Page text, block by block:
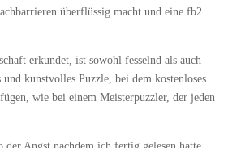
überflüssig macht und eine fb2
erkundet, ist sowohl fesselnd als auch
kunstvolles Puzzle, bei dem kostenloses
wie bei einem Meisterpuzzler, der jeden